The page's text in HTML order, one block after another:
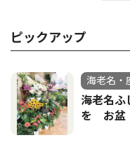
ピックアップ
海老名・
海老名
を お盆